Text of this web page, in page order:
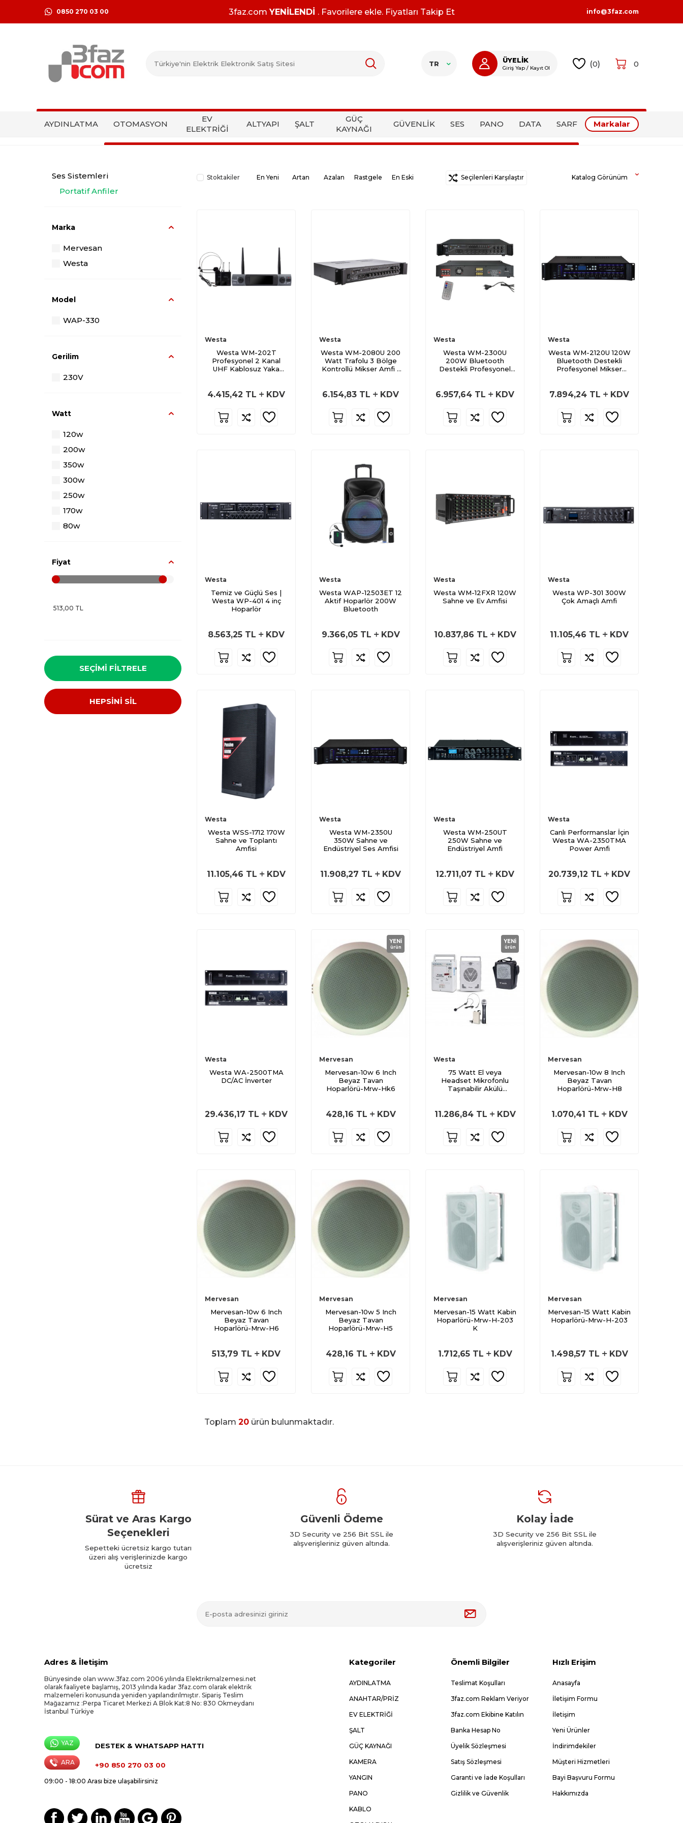
0850 270 03 00 3faz.comYENİLENDİ . Favorilere ekle. Fiyatları Takip Et info@3faz.com
TR ÜYELİK
Giriş Yap / Kayıt Ol (0) 0
AYDINLATMA OTOMASYON
EV
ELEKTRİĞİ
ALTYAPI ŞALT
GÜÇ
KAYNAĞI
GÜVENLİK SES PANO DATA SARF Markalar
Ses Sistemleri
Portatif Anfiler
Marka
Mervesan
Westa
Model
WAP-330
Gerilim
230V
Watt
120w
200w
350w
300w
250w
170w
80w
Fiyat
SEÇIMI FILTRELE
HEPSİNİ SİL
Stoktakiler En Yeni Artan Azalan Rastgele En Eski Seçilenleri Karşılaştır Katalog Görünüm
Westa
Westa WM-202T
Profesyonel 2 Kanal
UHF Kablosuz Yaka
4.415,42 TL KDV
Westa
Westa WM-2080U 200
Watt Trafolu 3 Bölge
Kontrollü Mikser Amfi -
6.154,83 TL KDV
Westa
Westa WM-2300U
200W Bluetooth
Destekli Profesyonel
6.957,64 TL KDV
Westa
Westa WM-2120U 120W
Bluetooth Destekli
Profesyonel Mikser
7.894,24 TL KDV
Westa
Temiz ve Güçlü Ses |
Westa WP-401 4 inç
Hoparlör
8.563,25 TL KDV
Westa
Westa WAP-12503ET 12
Aktif Hoparlör 200W
Bluetooth
9.366,05TL KDV
Westa
Westa WM-12FXR 120W
Sahne ve Ev Amfisi
10.837,86 TL KDV
Westa
Westa WP-301 300W
Çok Amaçlı Amfi
11.105,46 TL KDV
Westa
Westa WSS-1712 170W
Sahne ve Toplantı
Amfisi
11.105,46 TL KDV
Westa
Westa WM-2350U
350W Sahne ve
Endüstriyel Ses Amfisi
11.908,27 TL KDV
Westa
Westa WM-250UT
250W Sahne ve
Endüstriyel Amfi
12.711,07 TL KDV
Westa
Canlı Performanslar İçin
Westa WA-2350TMA
Power Amfi
20.739,12 TL KDV
Westa
Westa WA-2500TMA
DC/AC İnverter
29.436,17 TL KDV
YENI
ürün
Mervesan
Mervesan-10w 6 Inch
Beyaz Tavan
Hoparlörü-Mrw-Hk6
428,16 TL KDV
YENI
ürün
Westa
75 Watt El veya
Headset Mikrofonlu
Taşınabilir Akülü
11.286,84TL KDV
Mervesan
Mervesan-10w 8 Inch
Beyaz Tavan
Hoparlörü-Mrw-H8
1.070,41 TL KDV
Mervesan
Mervesan-10w 6 Inch
Beyaz Tavan
Hoparlörü-Mrw-H6
513,79 TL KDV
Mervesan
Mervesan-10w 5 Inch
Beyaz Tavan
Hoparlörü-Mrw-H5
428,16 TL KDV
Mervesan
Mervesan-15 Watt Kabin
Hoparlörü-Mrw-H-203
K
1.712,65TL KDV
Mervesan
Mervesan-15 Watt Kabin
Hoparlörü-Mrw-H-203
1.498,57 TL KDV
Toplam 20 ürün bulunmaktadır.
Sürat ve Aras Kargo
Seçenekleri
Sepetteki ücretsiz kargo tutarı
üzeri alış verişlerinizde kargo
ücretsiz
Güvenli Ödeme
3D Security ve 256 Bit SSL ile
alışverişleriniz güven altında.
Kolay İade
3D Security ve 256 Bit SSL ile
alışverişleriniz güven altında.
Adres & İletişim
Bünyesinde olan www.3faz.com 2006 yılında Elektrikmalzemesi.net
olarak faaliyete başlamış, 2013 yılında kadar 3faz.com olarak elektrik
malzemeleri konusunda yeniden yapılandırılmıştır. Sipariş Teslim
Mağazamız :Perpa Ticaret Merkezi A Blok Kat:8 No: 830 Okmeydanı
İstanbul Türkiye
YAZ DESTEK & WHATSAPP HATTI
ARA +90 850 270 03 00
09:00 - 18:00 Arası bize ulaşabilirsiniz
Kategoriler
AYDINLATMA
ANAHTAR/PRİZ
EV ELEKTRİĞİ
ŞALT
GÜÇ KAYNAĞI
KAMERA
YANGIN
PANO
KABLO
Önemli Bilgiler
Teslimat Koşulları
3faz.com Reklam Veriyor
3faz.com Ekibine Katılın
Banka Hesap No
Üyelik Sözleşmesi
Satış Sözleşmesi
Garanti ve İade Koşulları
Gizlilik ve Güvenlik
Hızlı Erişim
Anasayfa
İletişim Formu
İletişim
Yeni Ürünler
İndirimdekiler
Müşteri Hizmetleri
Bayi Başvuru Formu
Hakkımızda